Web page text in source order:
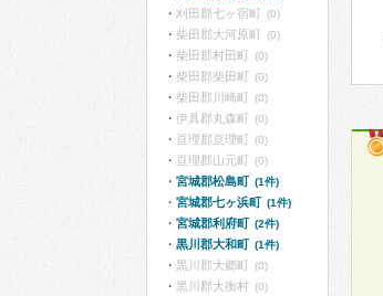
刈田郡七ヶ宿町 (0)
柴田郡大河原町 (0)
柴田郡村田町 (0)
柴田郡柴田町 (0)
柴田郡川崎町 (0)
伊具郡丸森町 (0)
亘理郡亘理町 (0)
亘理郡山元町 (0)
宮城郡松島町 (1件)
宮城郡七ヶ浜町 (1件)
宮城郡利府町 (2件)
黒川郡大和町 (1件)
黒川郡大郷町 (0)
黒川郡大衡村 (0)